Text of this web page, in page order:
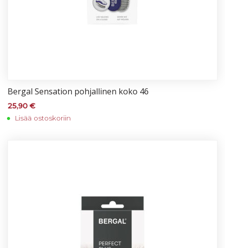
Ber­gal Sen­sa­tion poh­jal­li­nen ko­ko 46
25,90 €
Lisää ostoskoriin